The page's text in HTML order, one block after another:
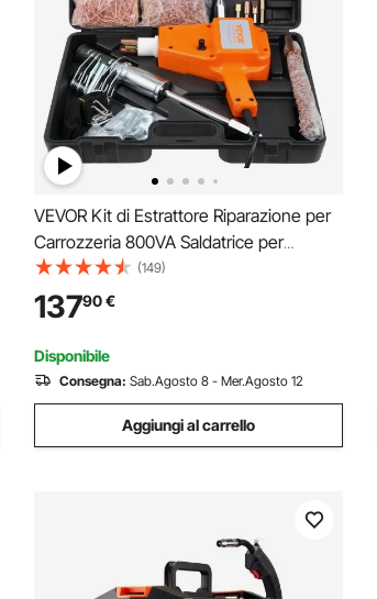
VEVOR Kit di Estrattore Riparazione per
Carrozzeria 800VA Saldatrice per
Rimozione delle Ammaccature Saldatore
a Punti 32x24cm, Strumenti per la
Riparazione delle Ammaccature per
Carrozzeria Autocarri
(149)
13790€
Disponibile
Consegna: Sab.Agosto 8 - Mer.Agosto 12
Aggiungi al carrello